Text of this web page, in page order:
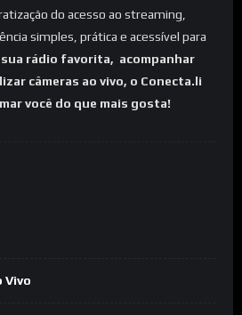
do acesso ao streaming,
simples, prática e acessível para
sua rádio favorita, acompanhar
câmeras ao vivo, o Conecta.li
você do que mais gosta!
Vivo